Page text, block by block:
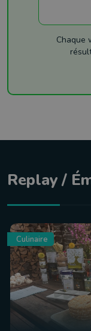
Chaque
Replay /
Culinaire